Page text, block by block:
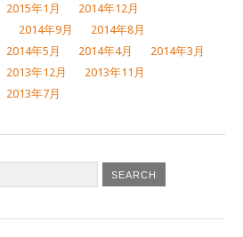
2015年1月
2014年12月
2014年9月
2014年8月
2014年5月 2014年4月
2014年3月
2013年12月
2013年11月
2013年7月